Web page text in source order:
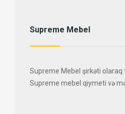
Supreme Mebel
Supreme Mebel şirkəti
Supreme mebel qiymeti və